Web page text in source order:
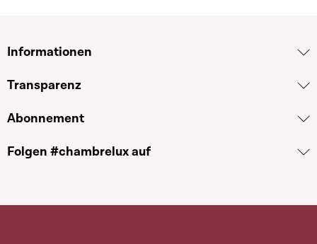
Informationen
Transparenz
Abonnement
Folgen #chambrelux auf